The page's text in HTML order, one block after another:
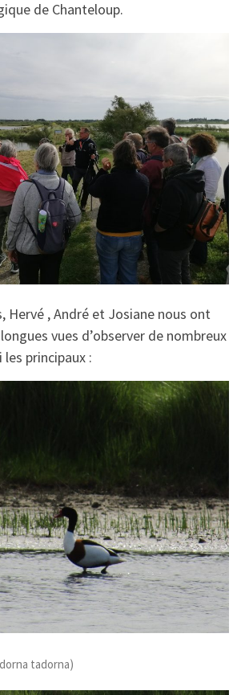
de Chanteloup.
Hervé , André et Josiane nous ont
vues d’observer de nombreux
principaux :
tadorna)